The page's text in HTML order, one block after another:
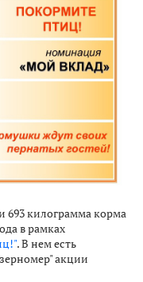
693 килограмма корма
в рамках
. В нем есть
акции